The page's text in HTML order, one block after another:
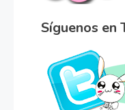
Síguenos en